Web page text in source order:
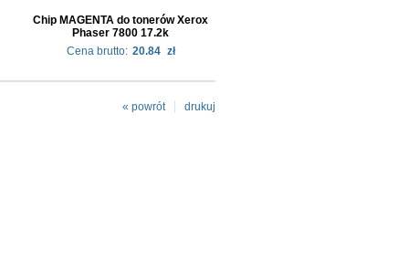
Chip MAGENTA do tonerów Xerox
Phaser 7800 17.2k
Cena brutto: 20.84 zł
drukuj
« powrót